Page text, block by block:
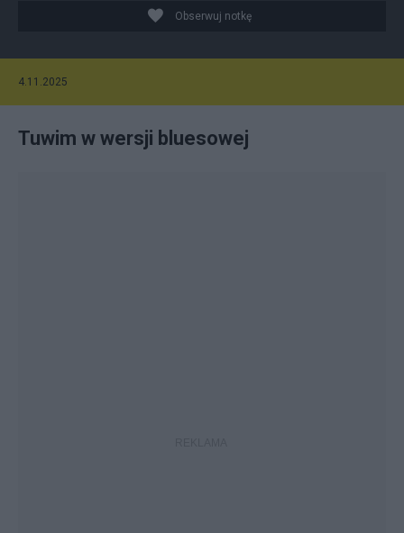
Obserwuj notkę
4.11.2025
Tuwim w wersji bluesowej